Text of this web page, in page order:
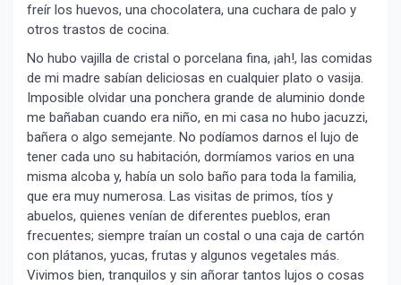
freír los huevos, una chocolatera, una cuchara de palo y
otros trastos de cocina.
No hubo vajilla de cristal o porcelana fina, ¡ah!, las comidas
de mi madre sabían deliciosas en cualquier plato o vasija.
Imposible olvidar una ponchera grande de aluminio donde
me bañaban cuando era niño, en mi casa no hubo jacuzzi,
bañera o algo semejante. No podíamos darnos el lujo de
tener cada uno su habitación, dormíamos varios en una
misma alcoba y, había un solo baño para toda la familia,
que era muy numerosa. Las visitas de primos, tíos y
abuelos, quienes venían de diferentes pueblos, eran
frecuentes; siempre traían un costal o una caja de cartón
con plátanos, yucas, frutas y algunos vegetales más.
Vivimos bien, tranquilos y sin añorar tantos lujos o cosas